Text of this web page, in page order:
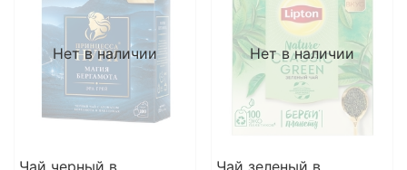
Нет в наличии Нет в наличии